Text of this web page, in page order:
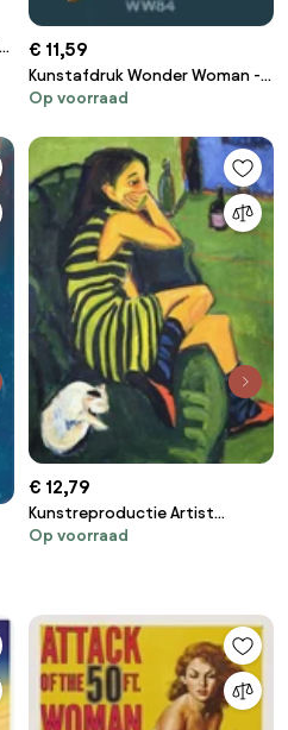
€ 11,59
Kunstafdruk Wonder Woman -
Welcome to the 80s
Op voorraad
€ 12,79
Kunstreproductie Artist
Marcella, Ernst Ludwig Kirchner
Op voorraad